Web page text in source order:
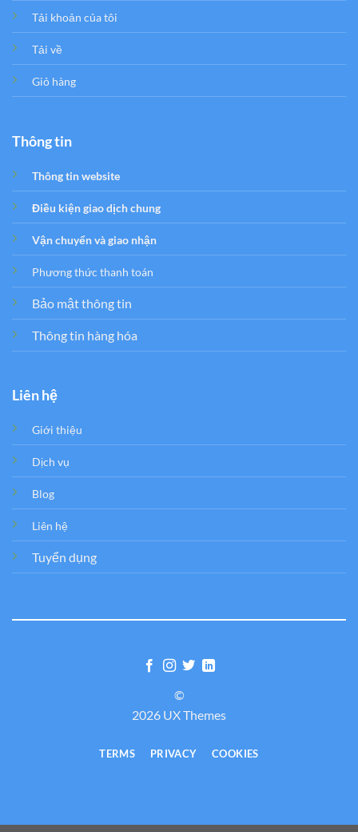
Tải khoản của tôi
Tải về
Giỏ hàng
Thông tin
Thông tin website
Điều kiện giao dịch chung
Vận chuyển và giao nhận
Phương thức thanh toán
Bảo mật thông tin
Thông tin hàng hóa
Liên hệ
Giới thiệu
Dịch vụ
Blog
Liên hệ
Tuyển dụng
©
2026 UX Themes
TERMS PRIVACY COOKIES